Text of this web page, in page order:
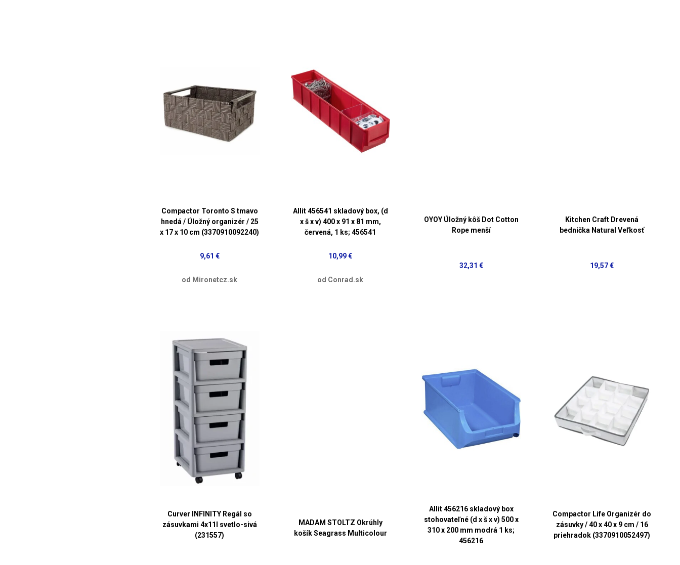
Compactor Toronto S tmavo
hnedá / Úložný organizér / 25
x 17 x 10 cm (3370910092240)
9,61 €
od Mironetcz.sk
Allit 456541 skladový box, (d
x š x v) 400 x 91 x 81 mm,
červená, 1 ks; 456541
10,99 €
od Conrad.sk
OYOY Úložný kôš Dot Cotton
Rope menší
32,31 €
Kitchen Craft Drevená
bednička Natural Veľkosť
19,57 €
Curver INFINITY Regál so
zásuvkami 4x11l svetlo-sivá
(231557)
MADAM STOLTZ Okrúhly
košík Seagrass Multicolour
Allit 456216 skladový box
stohovateľné (d x š x v) 500 x
310 x 200 mm modrá 1 ks;
456216
Compactor Life Organizér do
zásuvky / 40 x 40 x 9 cm / 16
priehradok (3370910052497)